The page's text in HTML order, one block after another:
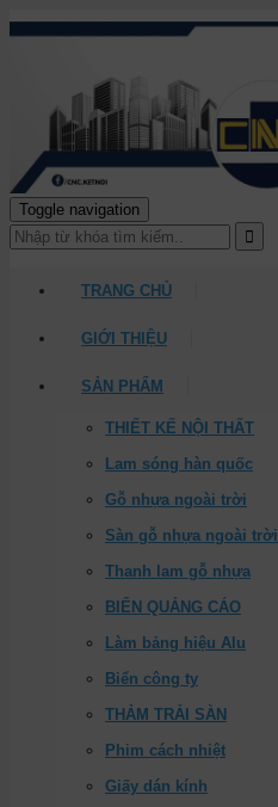
Toggle navigation
TRANG CHỦ
GIỚI THIỆU
SẢN PHẨM
THIẾT KẾ NỘI THẤT
Lam sóng hàn quốc
Gỗ nhựa ngoài trời
Sàn gỗ nhựa ngoài trời
Thanh lam gỗ nhựa
BIỂN QUẢNG CÁO
Làm bảng hiệu Alu
Biển công ty
THẢM TRẢI SÀN
Phim cách nhiệt
Giấy dán kính